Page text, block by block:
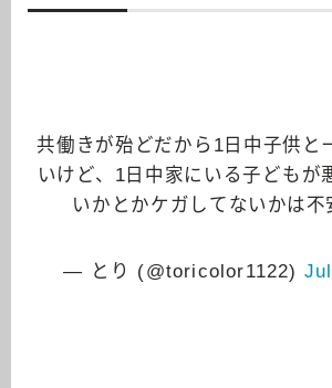
共働きが殆どだから1日中子供と
いけど、1日中家にいる子どもが
いかとかケガしてないかは不
— とり (@toricolor1122)